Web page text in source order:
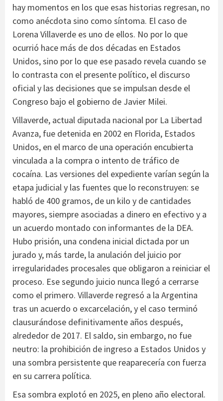
hay momentos en los que esas historias regresan, no
como anécdota sino como síntoma. El caso de
Lorena Villaverde es uno de ellos. No por lo que
ocurrió hace más de dos décadas en Estados
Unidos, sino por lo que ese pasado revela cuando se
lo contrasta con el presente político, el discurso
oficial y las decisiones que se impulsan desde el
Congreso bajo el gobierno de Javier Milei.
Villaverde, actual diputada nacional por La Libertad
Avanza, fue detenida en 2002 en Florida, Estados
Unidos, en el marco de una operación encubierta
vinculada a la compra o intento de tráfico de
cocaína. Las versiones del expediente varían según la
etapa judicial y las fuentes que lo reconstruyen: se
habló de 400 gramos, de un kilo y de cantidades
mayores, siempre asociadas a dinero en efectivo y a
un acuerdo montado con informantes de la DEA.
Hubo prisión, una condena inicial dictada por un
jurado y, más tarde, la anulación del juicio por
irregularidades procesales que obligaron a reiniciar el
proceso. Ese segundo juicio nunca llegó a cerrarse
como el primero. Villaverde regresó a la Argentina
tras un acuerdo o excarcelación, y el caso terminó
clausurándose definitivamente años después,
alrededor de 2017. El saldo, sin embargo, no fue
neutro: la prohibición de ingreso a Estados Unidos y
una sombra persistente que reaparecería con fuerza
en su carrera política.
Esa sombra explotó en 2025, en pleno año electoral.